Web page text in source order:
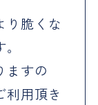
り脆くな
ますの
利用頂き